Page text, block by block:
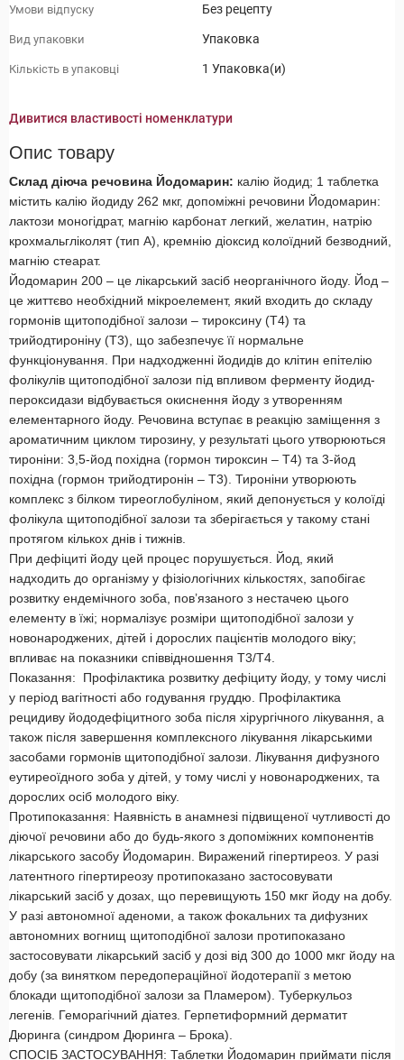
Умови відпуску Без рецепту
Вид упаковки Упаковка
Кількість в упаковці 1 Упаковка(и)
Дивитися властивості номенклатури
Опис товару
Склад діюча речовина Йодомарин: калію йодид; 1 таблетка
містить калію йодиду 262 мкг, допоміжні речовини Йодомарин:
лактози моногідрат, магнію карбонат легкий, желатин, натрію
крохмальгліколят (тип А), кремнію діоксид колоїдний безводний,
магнію стеарат.
Йодомарин 200 – це лікарський засіб неорганічного йоду. Йод –
це життєво необхідний мікроелемент, який входить до складу
гормонів щитоподібної залози – тироксину (Т4) та
трийодтироніну (Т3), що забезпечує її нормальне
функціонування. При надходженні йодидів до клітин епітелію
фолікулів щитоподібної залози під впливом ферменту йодид-
пероксидази відбувається окиснення йоду з утворенням
елементарного йоду. Речовина вступає в реакцію заміщення з
ароматичним циклом тирозину, у результаті цього утворюються
тироніни: 3,5-йод похідна (гормон тироксин – Т4) та 3-йод
похідна (гормон трийодтиронін – Т3). Тироніни утворюють
комплекс з білком тиреоглобуліном, який депонується у колоїді
фолікула щитоподібної залози та зберігається у такому стані
протягом кількох днів і тижнів.
При дефіциті йоду цей процес порушується. Йод, який
надходить до організму у фізіологічних кількостях, запобігає
розвитку ендемічного зоба, пов’язаного з нестачею цього
елементу в їжі; нормалізує розміри щитоподібної залози у
новонароджених, дітей і дорослих пацієнтів молодого віку;
впливає на показники співвідношення Т3/Т4.
Показання: Профілактика розвитку дефіциту йоду, у тому числі
у період вагітності або годування груддю. Профілактика
рецидиву йододефіцитного зоба після хірургічного лікування, а
також після завершення комплексного лікування лікарськими
засобами гормонів щитоподібної залози. Лікування дифузного
еутиреоїдного зоба у дітей, у тому числі у новонароджених, та
дорослих осіб молодого віку.
Протипоказання: Наявність в анамнезі підвищеної чутливості до
діючої речовини або до будь-якого з допоміжних компонентів
лікарського засобу Йодомарин. Виражений гіпертиреоз. У разі
латентного гіпертиреозу протипоказано застосовувати
лікарський засіб у дозах, що перевищують 150 мкг йоду на добу.
У разі автономної аденоми, а також фокальних та дифузних
автономних вогнищ щитоподібної залози протипоказано
застосовувати лікарський засіб у дозі від 300 до 1000 мкг йоду на
добу (за винятком передопераційної йодотерапії з метою
блокади щитоподібної залози за Пламером). Туберкульоз
легенів. Геморагічний діатез. Герпетиформний дерматит
Дюринга (синдром Дюринга – Брока).
СПОСІБ ЗАСТОСУВАННЯ: Таблетки Йодомарин приймати після